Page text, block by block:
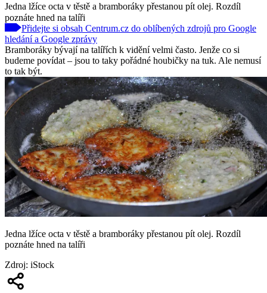
Jedna lžíce octa v těstě a bramboráky přestanou pít olej. Rozdíl
poznáte hned na talíři
Přidejte si obsah Centrum.cz do oblíbených zdrojů pro Google
hledání a Google zprávy
Bramboráky bývají na talířích k vidění velmi často. Jenže co si
budeme povídat – jsou to taky pořádné houbičky na tuk. Ale nemusí
to tak být.
Jedna lžíce octa v těstě a bramboráky přestanou pít olej. Rozdíl
poznáte hned na talíři
Zdroj: iStock